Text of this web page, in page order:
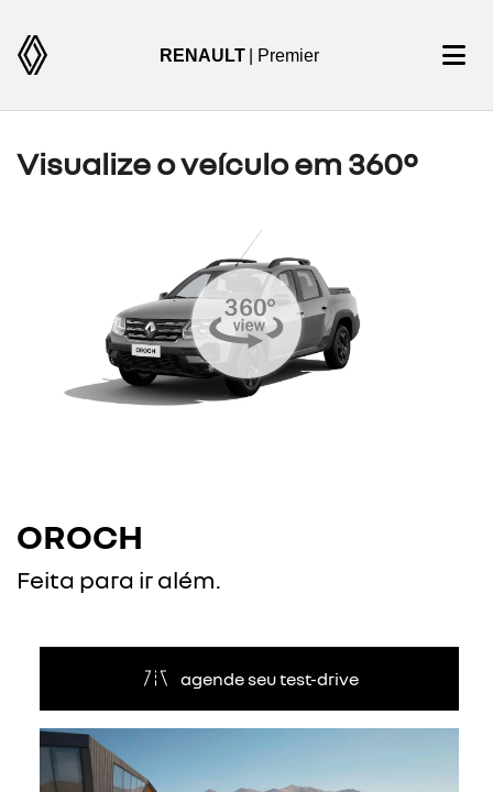
RENAULT | Premier
Visualize o veículo em 360°
OROCH
Feita para ir além.
agende seu test-drive